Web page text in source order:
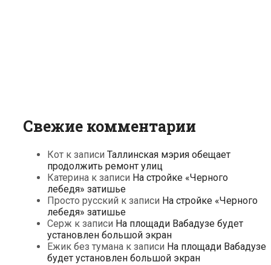
Свежие комментарии
Кот к записи Таллинская мэрия обещает
продолжить ремонт улиц
Катерина к записи На стройке «Черного
лебедя» затишье
Просто русский к записи На стройке «Черного
лебедя» затишье
Серж к записи На площади Вабадузе будет
установлен большой экран
Ежик без тумана к записи На площади Вабадузе
будет установлен большой экран